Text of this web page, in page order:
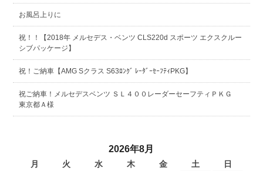
お風呂上りに
祝！！【2018年 メルセデス・ベンツ CLS220d スポーツ エクスクルー
シブパッケージ】
祝！ご納車【AMG Sクラス S63ﾛﾝｸﾞ ﾚｰﾀﾞｰｾｰﾌﾃｨPKG】
祝ご納車！メルセデスベンツ ＳＬ４００レーダーセーフティＰＫＧ
東京都Ａ様
2026年8月
月 火 水 木 金 土 日